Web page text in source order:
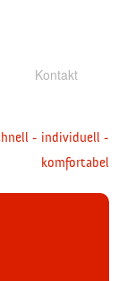
Kontakt
- individuell -
komfortabel